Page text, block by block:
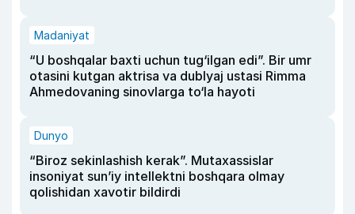
Madaniyat
“U boshqalar baxti uchun tug‘ilgan edi”. Bir umr
otasini kutgan aktrisa va dublyaj ustasi Rimma
Ahmedovaning sinovlarga to‘la hayoti
Dunyo
“Biroz sekinlashish kerak”. Mutaxassislar
insoniyat sun’iy intellektni boshqara olmay
qolishidan xavotir bildirdi